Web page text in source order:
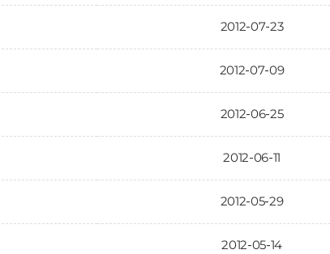
2012-07-23
2012-07-09
2012-06-25
2012-06-11
2012-05-29
2012-05-14